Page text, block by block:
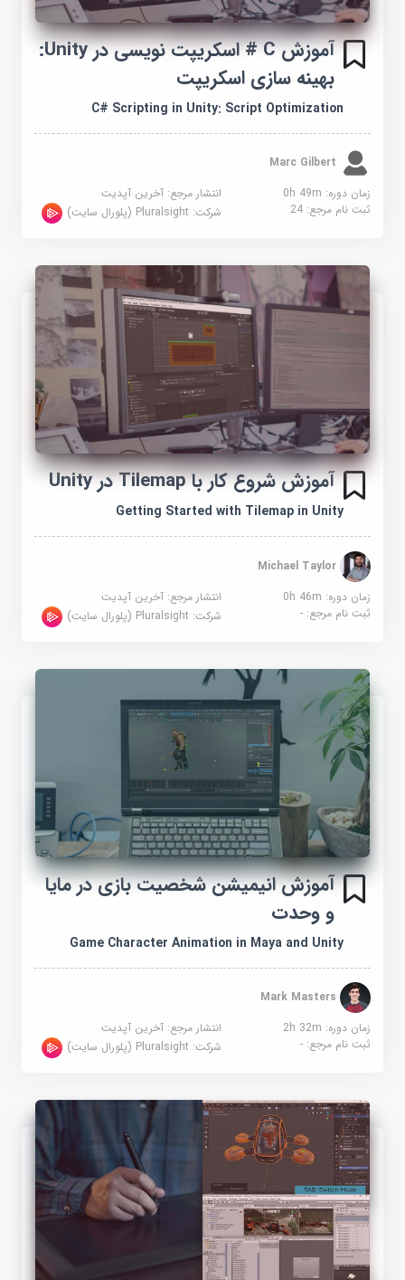
آموزش C # اسکریپت نویسی در Unity:
بهینه سازی اسکریپت
C# Scripting in Unity: Script Optimization
Marc Gilbert
زمان دوره: 0h 49m
انتشار مرجع:آخرین آپدیت
ثبت نام مرجع:24 شرکت:Pluralsight (پلورال سایت)
آموزش شروع کار با Tilemap در Unity
Getting Started with Tilemap in Unity
Michael Taylor
زمان دوره: 0h 46m
انتشار مرجع:آخرین آپدیت
ثبت نام مرجع:- شرکت:Pluralsight (پلورال سایت)
آموزش انیمیشن شخصیت بازی در مایا
و وحدت
Game Character Animation in Maya and Unity
Mark Masters
زمان دوره: 2h 32m
انتشار مرجع:آخرین آپدیت
ثبت نام مرجع:- شرکت:Pluralsight (پلورال سایت)